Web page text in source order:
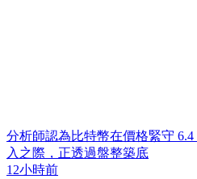
分析師認為比特幣在價格緊守
入之際，正透過盤整築底
12小時前